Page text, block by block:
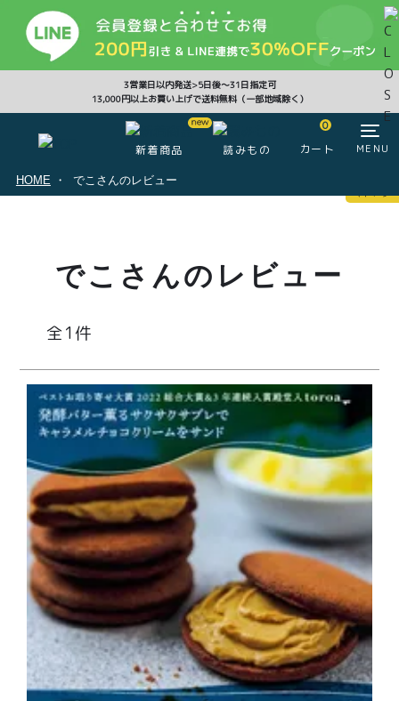
3営業日以内発送>5日後〜31日指定可
13,000円以上お買い上げで送料無料（一部地域除く）
新着商品 読みもの
0
カート MENU
CLOSE
0
注文履歴 会員登録情報 ポイント
商品一覧
とろ生ガトーショコラ
とろ生 まとめ買いお得
お中元
紅茶toroaTea
焼き菓子
メルマガ会員様限定
とろ生チーズケーキ
濃抹茶とろ生ガトーシ
ョコラ
とろ生シュー
クッキー缶
紅茶toroaTeaギフト
お誕生日セット
HOME でこさんのレビュー
でこさんのレビュー
1